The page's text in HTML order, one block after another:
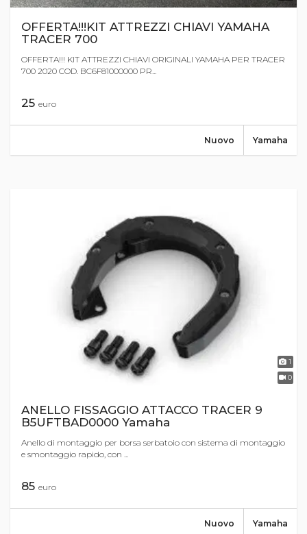
OFFERTA!!!KIT ATTREZZI CHIAVI YAMAHA
TRACER 700
OFFERTA!!! KIT ATTREZZI CHIAVI ORIGINALI YAMAHA PER TRACER
700 2020 COD. BC6F81000000 PR...
25 euro
Yamaha
Nuovo
1
0
ANELLO FISSAGGIO ATTACCO TRACER 9
B5UFTBAD0000 Yamaha
Anello di montaggio per borsa serbatoio con sistema di montaggio
e smontaggio rapido, con ...
85 euro
Yamaha
Nuovo